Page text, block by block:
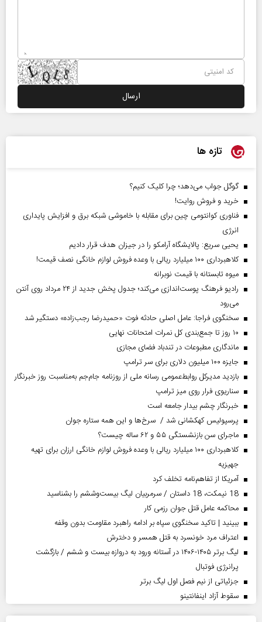
تازه ها
گوگل جواب می‌دهد؛ چرا کلیک کنیم؟
خرید و فروش روایت!
فناوری کوانتومی چین برای مقابله با خاموشی شبکه برق و افزایش پایداری
انرژی
یحیی سریع: پالایشگاه آرامکو را در جیزان هدف قرار دادیم
کلاهبرداری ۱۰۰ میلیارد ریالی با وعده فروش لوازم خانگی نصف قیمت!
میوه تابستانه با قیمت نوبرانه
رادیو فرهنگ پوست‌اندازی می‌کند؛ جدول پخش جدید از ۲۴ مرداد روی آنتن
می‌رود
سخنگوی فراجا: عامل اصلی حادثه فوت «حمیدرضا رجب‌زاده» دستگیر شد
۱۰ روز تا جمع‌بندی کل نمرات امتحانات نهایی
ماندگاری مطبوعات در تندباد فضای مجازی
جایزه ۱۰۰ میلیون دلاری برای سر ترامپ
بازدید مدیرکل روابط‌عمومی رسانه ملی از روزنامه جام‌جم به‌مناسبت روز خبرنگار
سناریوی فرار روی میز ترامپ
خبرنگار چشم بیدار جامعه است
پرسپولیس کهکشانی شد / سرخ‌ها و این همه ستاره جوان
ماجرای سن بازنشستگی ۵۵ و ۶۲ ساله چیست؟
کلاهبرداری ۱۰۰ میلیارد ریالی با وعده فروش لوازم خانگی ارزان برای تهیه
جهیزیه
آمریکا از تفاهم‌نامه تخلف کرد
18 نیمکت، 18 داستان / سرمربیان لیگ بیست‌وششم را بشناسید
محاکمه عامل قتل جوان رزمی کار
ببینید | تاکید سخنگوی سپاه بر ادامه راهبرد مقاومت بدون وقفه
اعتراف مرد خونسرد به قتل همسر و دخترش
لیگ برتر ۱۴۰۵-۱۴۰۶ در آستانه ورود به دروازه بیست و ششم / بازگشت
پرانرژی فوتبال
جزئیاتی از نیم فصل اول لیگ برتر
سقوط آزاد اینفانتینو